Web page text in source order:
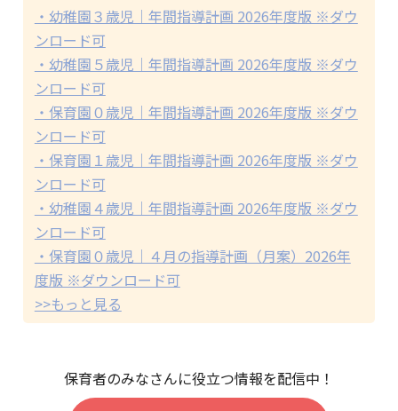
・幼稚園３歳児｜年間指導計画 2026年度版 ※ダウ
ンロード可
・幼稚園５歳児｜年間指導計画 2026年度版 ※ダウ
ンロード可
・保育園０歳児｜年間指導計画 2026年度版 ※ダウ
ンロード可
・保育園１歳児｜年間指導計画 2026年度版 ※ダウ
ンロード可
・幼稚園４歳児｜年間指導計画 2026年度版 ※ダウ
ンロード可
・保育園０歳児｜４月の指導計画（月案）2026年
度版 ※ダウンロード可
>>もっと見る
保育者のみなさんに役立つ情報を配信中！